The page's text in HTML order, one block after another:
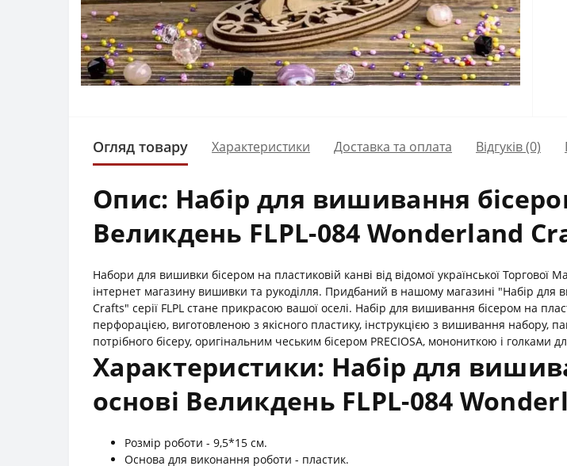
Огляд товару Характеристики Доставка та оплата Відгуків (0)
Опис: Набір для вишивання
Великдень FLPL-084 Wonderland
Набори для вишивки бісером на пластиковій канві від відомої української
інтернет магазину вишивки та рукоділля. Придбаний в нашому магазині "Набір для
Crafts" серії FLPL стане прикрасою вашої оселі. Набір для вишивання бісером на
перфорацією, виготовленою з якісного пластику, інструкцією з вишивання
потрібного бісеру, оригінальним чеським бісером PRECIOSA, монониткою і голками
Характеристики: Набір для
основі Великдень FLPL-084
Розмір роботи - 9,5*15 см.
Основа для виконання роботи - пластик.